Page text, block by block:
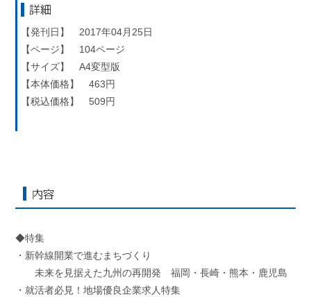
【発刊日】 2017年04月25日
【ページ】 104ページ
【サイズ】 A4変型版
【本体価格】 463円
【税込価格】 509円
◆特集
・新幹線開業で進むまちづくり
未来を見据えた九州の再開発 福岡・長崎・熊本・鹿児島
・就活者必見！地場優良企業求人特集